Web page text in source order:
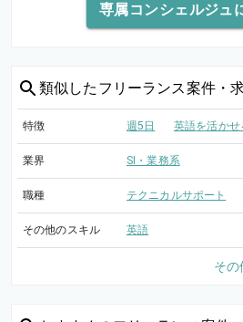
専属コンシェルジュ
類似した フリーランス案件・
特徴 週5日 英語を活かせ
業界 SI・業務系
職種 テクニカルサポート
その他のスキル 英語
その